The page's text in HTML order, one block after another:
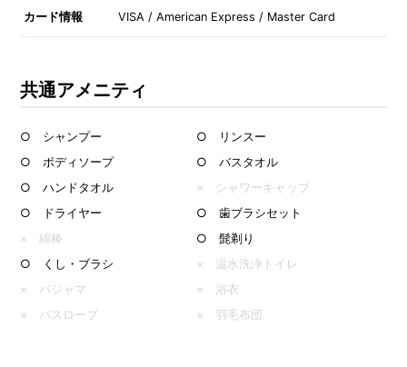
カード情報 VISA / American Express / Master Card
共通アメニティ
○ シャンプー
○ リンスー
○ ボディソープ
○ バスタオル
○ ハンドタオル
× シャワーキャップ
○ ドライヤー
○ 歯ブラシセット
× 綿棒
○ 髭剃り
○ くし・ブラシ
× 温水洗浄トイレ
× パジャマ
× 浴衣
× バスローブ
× 羽毛布団